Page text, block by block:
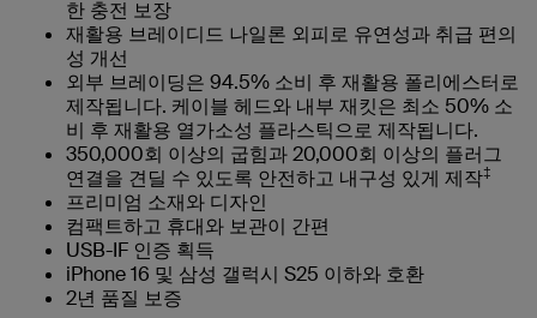
한 충전 보장
재활용 브레이디드 나일론 외피로 유연성과 취급 편의
성 개선
외부 브레이딩은 94.5% 소비 후 재활용 폴리에스터로
제작됩니다. 케이블 헤드와 내부 재킷은 최소 50% 소
비 후 재활용 열가소성 플라스틱으로 제작됩니다.
350,000회 이상의 굽힘과 20,000회 이상의 플러그
연결을 견딜 수 있도록 안전하고 내구성 있게 제작‡
프리미엄 소재와 디자인
컴팩트하고 휴대와 보관이 간편
USB-IF 인증 획득
iPhone 16 및 삼성 갤럭시 S25 이하와 호환
2년 품질 보증